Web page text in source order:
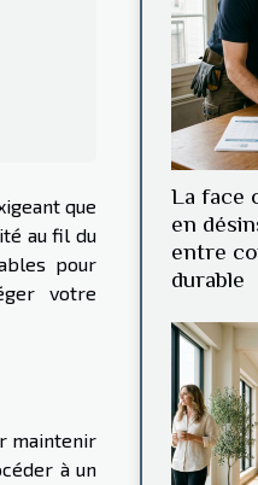
que
au fil du
pour
votre
maintenir
à un
La face
en
entre
durable